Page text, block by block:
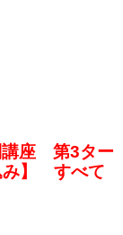
講座 第3ター
】 すべて